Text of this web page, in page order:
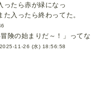
ったら赤が緑になっ
入ったら終わってた。
険の始まりだ～！」ってな
2025-11-26 (水) 18:56:58